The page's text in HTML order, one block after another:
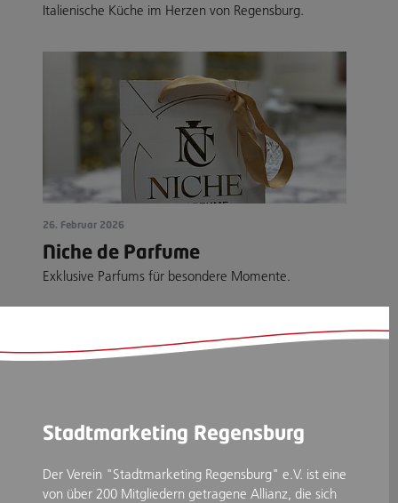
Italienische Küche im Herzen von Regensburg.
26. Februar 2026
Niche de Parfume
Exklusive Parfums für besondere Momente.
Stadtmarketing Regensburg
Der Verein "Stadtmarketing Regensburg" e.V. ist eine
von über 200 Mitgliedern getragene Allianz, die sich